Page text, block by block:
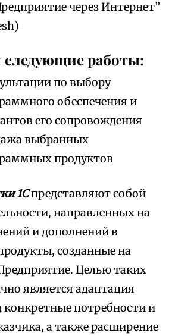
через Интернет”
работы:
по выбору
обеспечения и
его сопровождения
выбранных
продуктов
1Спредставляют собой
направленных на
и дополнений в
созданные на
Целью таких
является адаптация
конкретные потребности и
а также расширение